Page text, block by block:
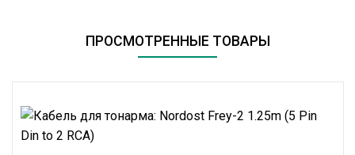
ПРОСМОТРЕННЫЕ ТОВАРЫ